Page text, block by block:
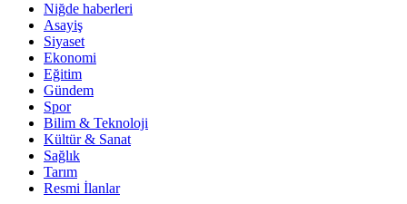
Niğde haberleri
Asayiş
Siyaset
Ekonomi
Eğitim
Gündem
Spor
Bilim & Teknoloji
Kültür & Sanat
Sağlık
Tarım
Resmi İlanlar